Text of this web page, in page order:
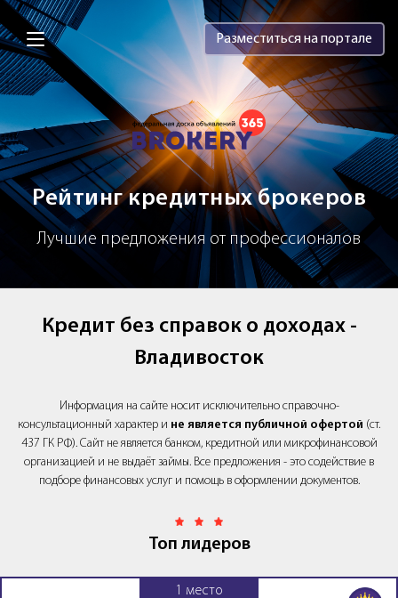
Brokery365 - Рейтинг кредитных
Разместиться на портале
Рейтинг кредитных брокеров
Лучшие предложения от профессионалов
Кредит без справок о доходах -
Владивосток
Информация на сайте носит исключительно справочно-
консультационный характер и не является публичной офертой (ст.
437 ГК РФ). Сайт не является банком, кредитной или микрофинансовой
организацией и не выдаёт займы. Все предложения - это содействие в
подборе финансовых услуг и помощь в оформлении документов.
Топ лидеров
1 место